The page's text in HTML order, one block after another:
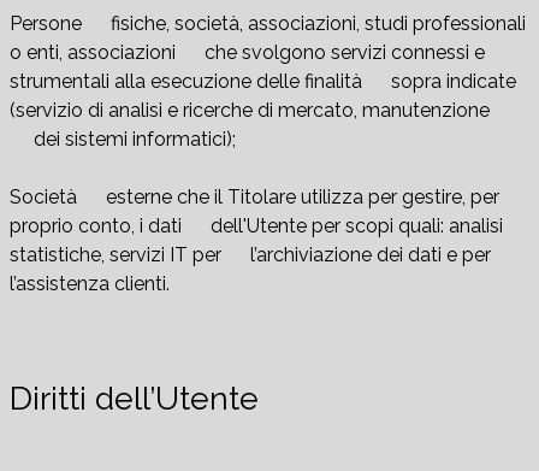
Persone fisiche, società, associazioni, studi professionali
o enti, associazioni che svolgono servizi connessi e
strumentali alla esecuzione delle finalità sopra indicate
(servizio di analisi e ricerche di mercato, manutenzione
dei sistemi informatici);
Società esterne che il Titolare utilizza per gestire, per
proprio conto, i dati dell'Utente per scopi quali: analisi
statistiche, servizi IT per l’archiviazione dei dati e per
l’assistenza clienti.
Diritti dell’Utente